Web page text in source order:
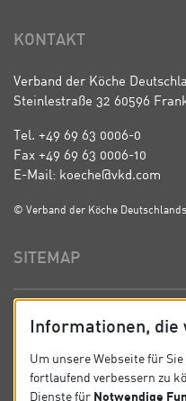
KONTAKT
Verband der Köche
Steinlestraße 32 60596
Tel. +49 69 63 0006-0
Fax +49 69 63 0006-10
E-Mail: koeche@vkd.com
© Verband der Köche
SITEMAP
News
Informationen,
Um unsere Webseite für
fortlaufend verbessern zu
Dienste für Notwendige